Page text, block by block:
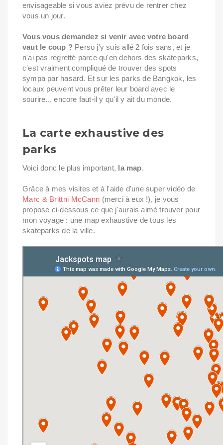
envisageable si vous aviez prévu de rentrer chez
vous un jour.
Vous vous demandez si venir avec votre board
vaut le coup ? Perso j'y suis allé 2 fois sans, et je
n'ai pas regretté parce qu'en dehors des skateparks,
c'est vraiment compliqué de trouver des spots
sympa par hasard. Et sur les parks de Bangkok, les
locaux peuvent vous prêter leur board avec le
sourire... encore faut-il y qu'il y ait du monde.
La carte exhaustive des
parks
Voici donc le plus important, la map.
Grâce à mes visites et à l'aide d'une super vidéo de
Marc & Brittni McCann (merci à eux !), je vous
propose ci-dessous ce que j'aurais aimé trouver pour
mon voyage : une map exhaustive de tous les
skateparks de la ville.